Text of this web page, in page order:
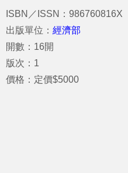
ISBN／ISSN：986760816X
出版單位：經濟部
開數：16開
版次：1
價格：定價$5000